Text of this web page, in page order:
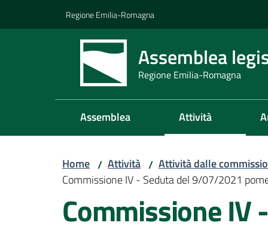
Regione Emilia-Romagna
Assemblea
Regione Emilia-Romagna
Assemblea Attività
Home / Attività / Attività dalle
Commissione IV - Seduta del 9/07/2021
Commissione